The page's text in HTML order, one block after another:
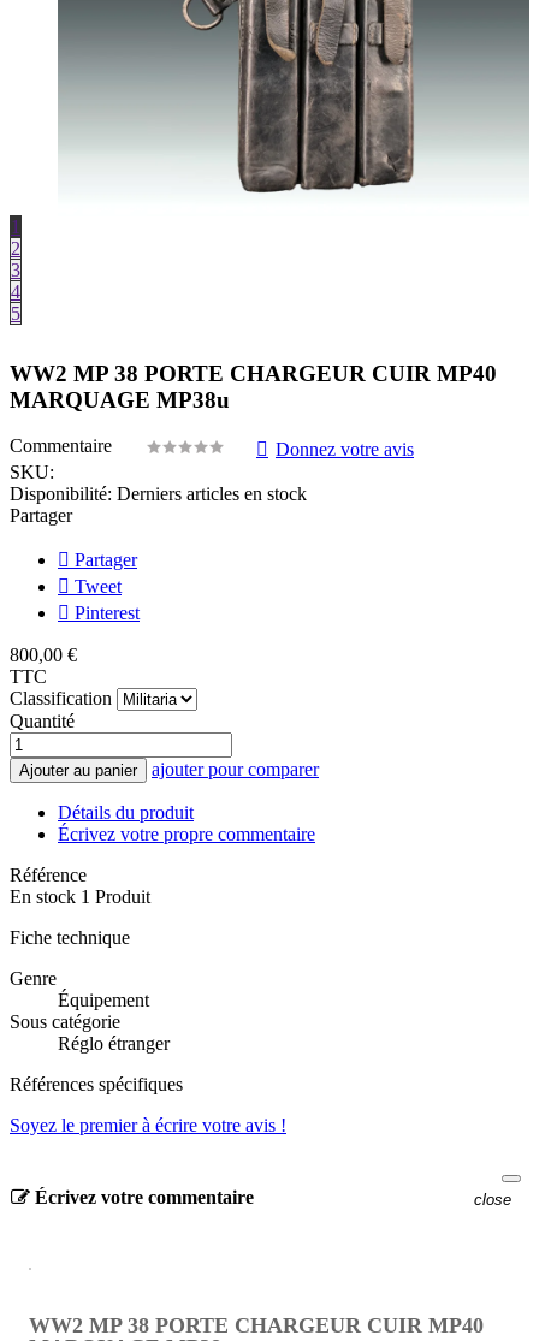
1
2
3
4
5
WW2 MP 38 PORTE CHARGEUR CUIR MP40
MARQUAGE MP38u
Commentaire
Donnez votre avis
SKU:
Disponibilité: Derniers articles en stock
Partager
Partager
Tweet
Pinterest
800,00 €
TTC
Classification
Quantité
Ajouter au panier ajouter pour comparer
Détails du produit
Écrivez votre propre commentaire
Référence
En stock 1 Produit
Fiche technique
Genre
Équipement
Sous catégorie
Réglo étranger
Références spécifiques
Soyez le premier à écrire votre avis !
Écrivez votre commentaire close
WW2 MP 38 PORTE CHARGEUR CUIR MP40